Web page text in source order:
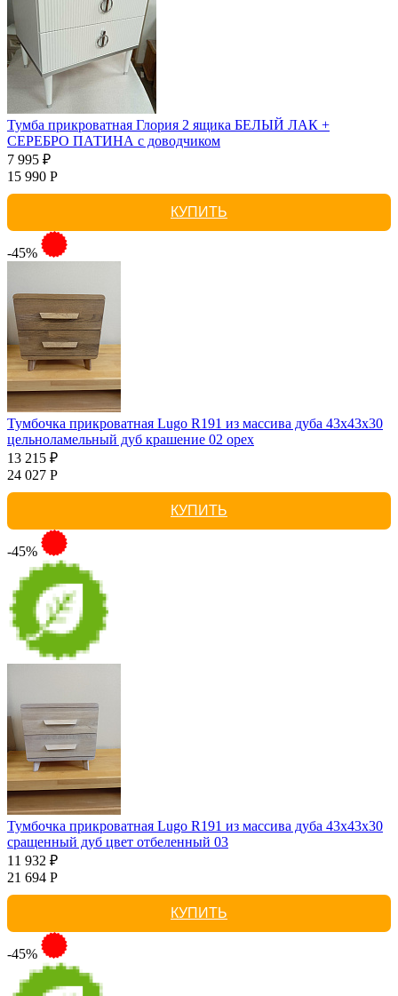
Тумба прикроватная Глория 2 ящика БЕЛЫЙ ЛАК +
СЕРЕБРО ПАТИНА с доводчиком
7 995 ₽
15 990 Р
КУПИТЬ
-45%
Тумбочка прикроватная Lugo R191 из массива дуба 43х43х30
цельноламельный дуб крашение 02 орех
13 215 ₽
24 027 Р
КУПИТЬ
-45%
Тумбочка прикроватная Lugo R191 из массива дуба 43х43х30
сращенный дуб цвет отбеленный 03
11 932 ₽
21 694 Р
КУПИТЬ
-45%